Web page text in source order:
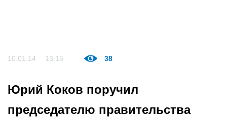
10.01.14 13:15 38
Юрий Коков поручил
председателю правительства